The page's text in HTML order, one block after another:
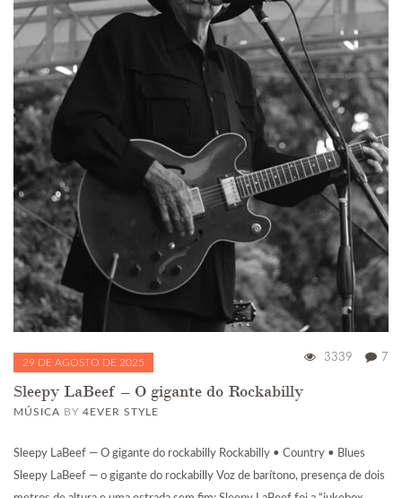
29 DE AGOSTO DE 2025 3339 7
Sleepy LaBeef – O gigante do Rockabilly
MÚSICA BY 4EVER STYLE
Sleepy LaBeef — O gigante do rockabilly Rockabilly • Country • Blues
Sleepy LaBeef — o gigante do rockabilly Voz de barítono, presença de dois